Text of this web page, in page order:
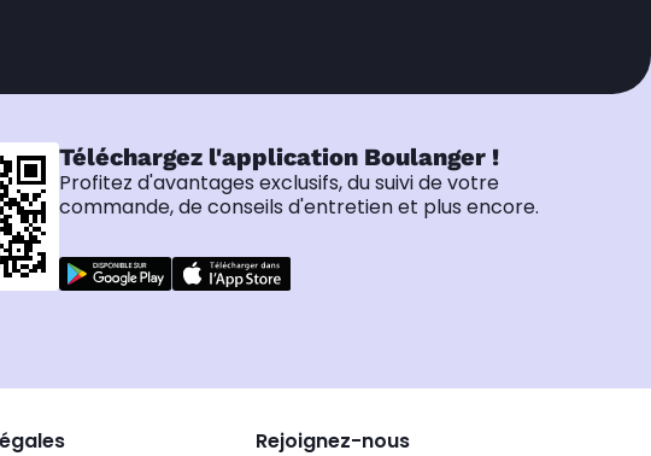
Téléchargez l'application Boulanger !
Profitez d'avantages exclusifs, du suivi de votre
commande, de conseils d'entretien et plus encore.
Rejoignez-nous